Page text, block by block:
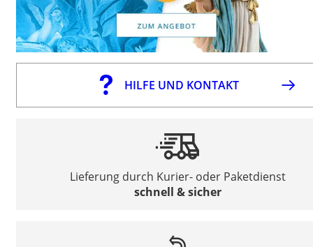
HILFE UND KONTAKT
Lieferung durch Kurier- oder Paketdienst
schnell & sicher